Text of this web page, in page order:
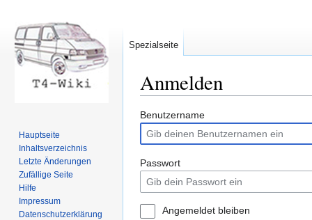
Anmelden
Zur
Navigation
springen
Zur
Suche
springen
Benutzername
Passwort
Angemeldet bleiben
Spezialseite
Hauptseite
Inhaltsverzeichnis
Letzte Änderungen
Zufällige Seite
Hilfe
Impressum
Datenschutzerklärung